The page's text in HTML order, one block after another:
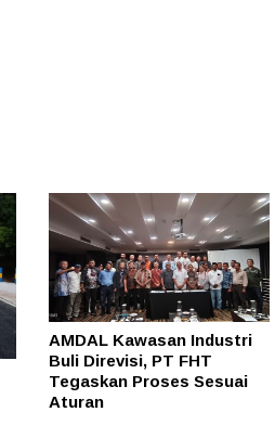
AMDAL Kawasan Industri
Buli Direvisi, PT FHT
Tegaskan Proses Sesuai
Aturan